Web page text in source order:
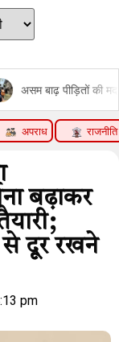
की मदद कर रहे हैं
अपराध राजनीति
बढ़ाकर
से दूर रखने
pm